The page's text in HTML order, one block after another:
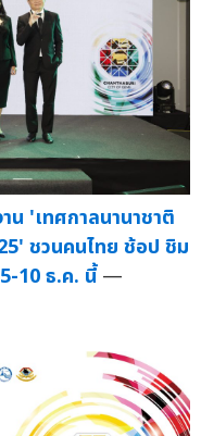
น 'เทศกาลนานาชาติ
ชวนคนไทย ช้อป ชิม
10 ธ.ค. นี้ —